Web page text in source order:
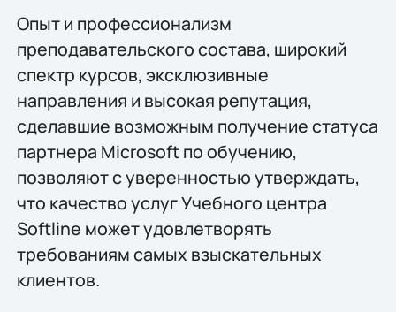
Опыт и профессионализм
преподавательского состава, широкий
спектр курсов, эксклюзивные
направления и высокая репутация,
сделавшие возможным получение статуса
партнера Microsoft по обучению,
позволяют с уверенностью утверждать,
что качество услуг Учебного центра
Softline может удовлетворять
требованиям самых взыскательных
клиентов.